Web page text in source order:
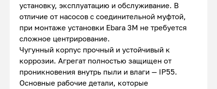
установку, эксплуатацию и обслуживание. В
отличие от насосов с соединительной муфтой,
при монтаже установки Ebara 3M не требуется
сложное центрирование.
Чугунный корпус прочный и устойчивый к
коррозии. Агрегат полностью защищен от
проникновения внутрь пыли и влаги — IP55.
Основные рабочие детали, которые